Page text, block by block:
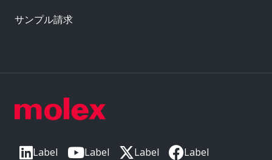
Label Label Label Label
サンプル請求